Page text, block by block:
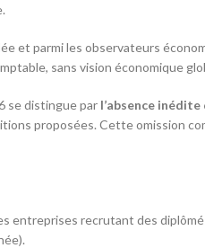
et parmi les observateurs
sans vision économique
se distingue par l’absence
proposées. Cette omission
entreprises recrutant des